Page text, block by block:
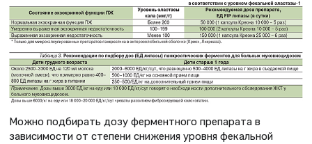
Можно подбирать дозу ферментного препарата в
зависимости от степени снижения уровня фекальной